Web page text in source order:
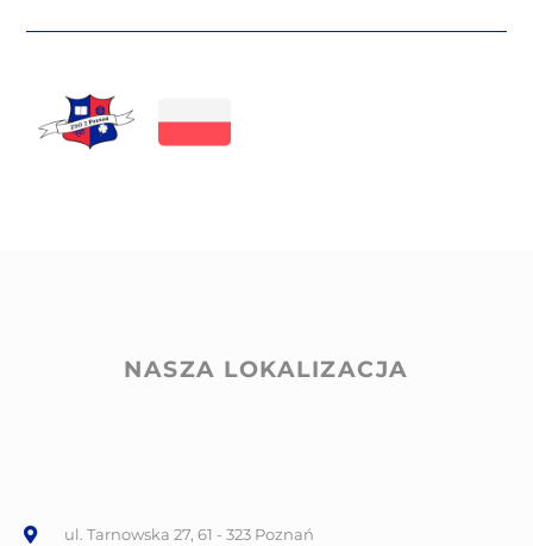
NASZA LOKALIZACJA
ul. Tarnowska 27, 61 - 323 Poznań